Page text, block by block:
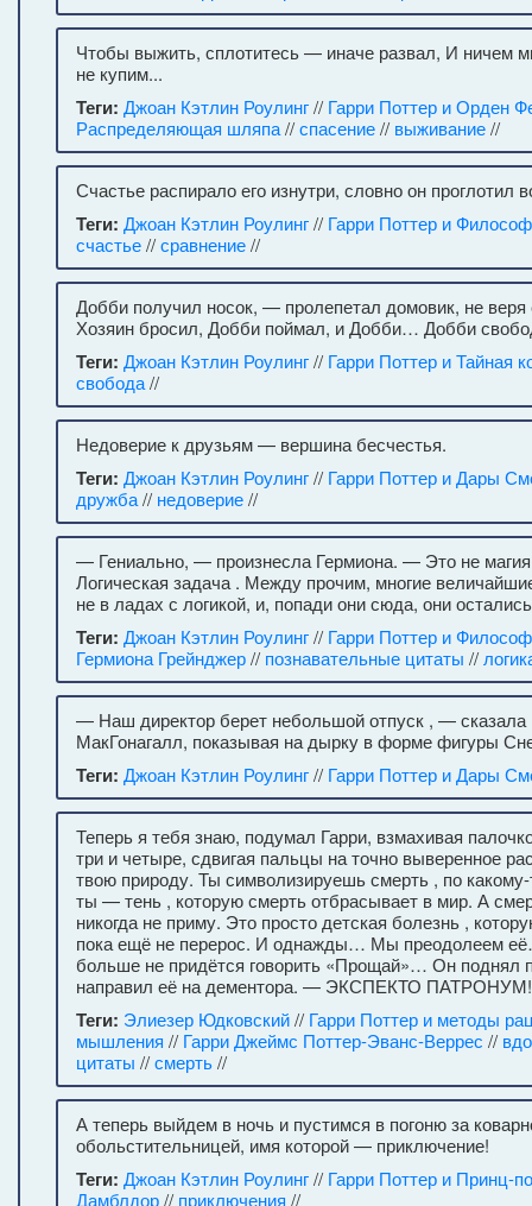
Чтобы выжить, сплотитесь — иначе развал, И ничем
не купим...
Теги: Джоан Кэтлин Роулинг// Гарри Поттер и Орден
Распределяющая шляпа//спасение// выживание//
Счастье распирало его изнутри, словно он
Теги: Джоан Кэтлин Роулинг// Гарри Поттер и
счастье//сравнение//
Добби получил носок, — пролепетал домовик, не
Хозяин бросил, Добби поймал, и Добби… Добби
Теги: Джоан Кэтлин Роулинг// Гарри Поттер и Тайная
свобода//
Недоверие к друзьям — вершина бесчестья.
Теги: Джоан Кэтлин Роулинг// Гарри Поттер и Дары
дружба// недоверие//
— Гениально, — произнесла Гермиона. — Это не
Логическая задача . Между прочим, многие
не в ладах с логикой, и, попади они сюда, они
Теги: Джоан Кэтлин Роулинг// Гарри Поттер и
Гермиона Грейнджер// познавательные цитаты //
— Наш директор берет небольшой отпуск , — сказала
МакГонагалл, показывая на дырку в форме фигуры
Теги: Джоан Кэтлин Роулинг// Гарри Поттер и Дары
Теперь я тебя знаю, подумал Гарри, взмахивая
три и четыре, сдвигая пальцы на точно выверенное
твою природу. Ты символизируешь смерть , по какому-
ты — тень , которую смерть отбрасывает в мир. А
никогда не приму. Это просто детская болезнь ,
пока ещё не перерос. И однажды… Мы преодолеем
больше не придётся говорить «Прощай»… Он поднял
направил её на дементора. — ЭКСПЕКТО ПАТРОНУМ!
Теги: Элиезер Юдковский// Гарри Поттер и методы
мышления // Гарри Джеймс Поттер-Эванс-Веррес //
цитаты //смерть//
А теперь выйдем в ночь и пустимся в погоню за
обольстительницей, имя которой — приключение!
Теги: Джоан Кэтлин Роулинг// Гарри Поттер и Принц-
Дамблдор// приключения //